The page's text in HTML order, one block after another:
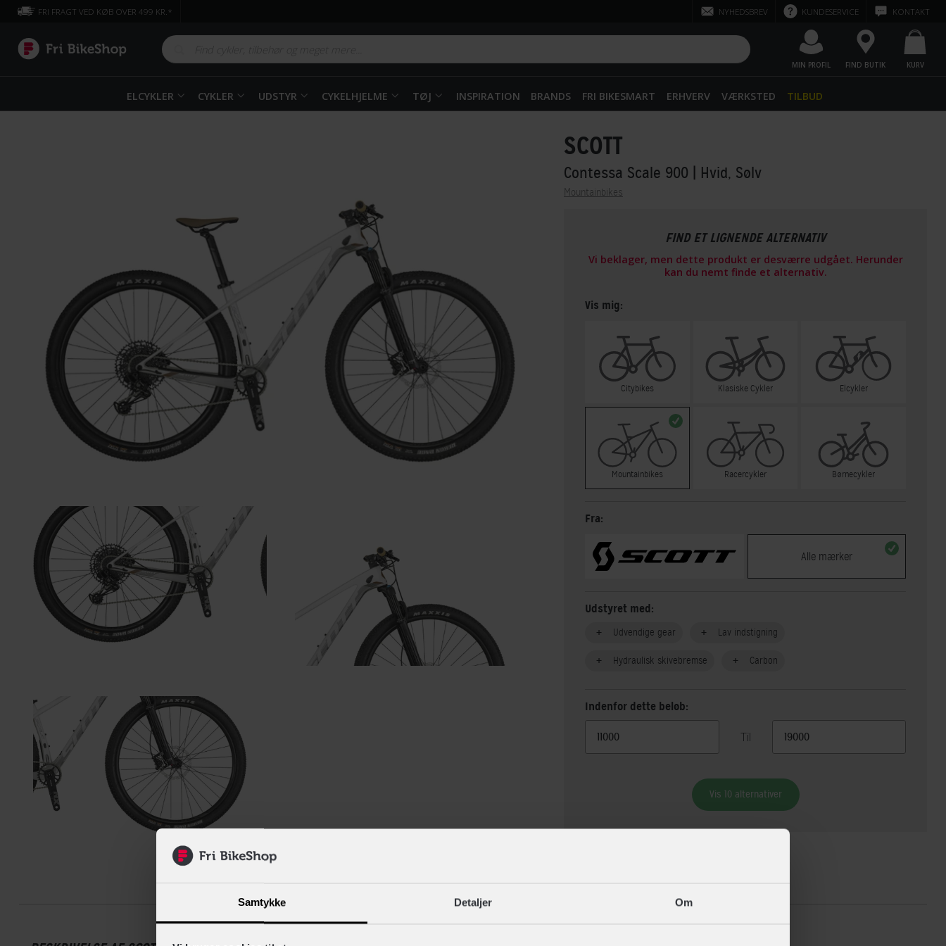
Samtykke Detaljer Om
FRI FRAGT VED KØB OVER 499 KR.* NYHEDSBREV KUNDESERVICE KONTAKT
MIN PROFIL FIND BUTIK KURV
ELCYKLER CYKLER UDSTYR CYKELHJELME TØJ INSPIRATION BRANDS FRI BIKESMART ERHVERV VÆRKSTED TILBUD
SCOTT
Contessa Scale 900 | Hvid, Sølv
Mountainbikes
FIND ET LIGNENDE ALTERNATIV
Vi beklager, men dette produkt er desværre udgået. Herunder
kan du nemt finde et alternativ.
Vis mig:
Citybikes Klasiske Cykler Elcykler
Mountainbikes Racercykler Børnecykler
Fra:
Alle mærker
Udstyret med:
Udvendige gear Lav indstigning
Hydraulisk skivebremse Carbon
Indenfor dette beløb:
Til
Vis 10 alternativer